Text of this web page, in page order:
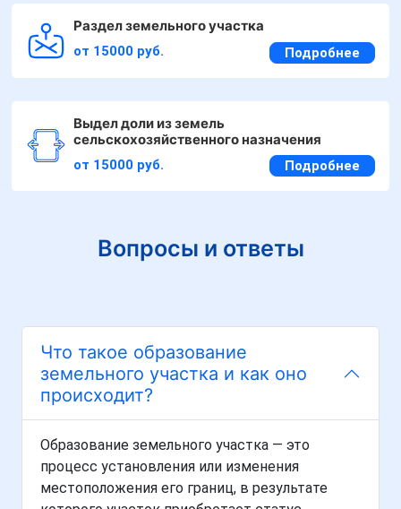
Раздел земельного участка
от 15000 руб. Подробнее
Выдел доли из земель
сельскохозяйственного назначения
от 15000 руб. Подробнее
Вопросы и ответы
Что такое образование
земельного участка и как оно
происходит?
Образование земельного участка — это
процесс установления или изменения
местоположения его границ, в результате